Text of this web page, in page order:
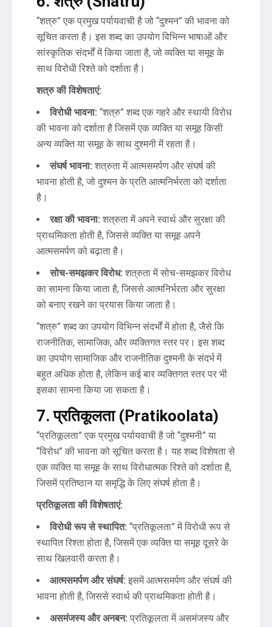
“शत्रु” एक प्रमुख पर्यायवाची है जो “दुश्मन” की भावना को
सूचित करता है। इस शब्द का उपयोग विभिन्न भाषाओं और
सांस्कृतिक संदर्भों में किया जाता है, जो व्यक्ति या समूह के
साथ विरोधी रिश्ते को दर्शाता है।
शत्रु की विशेषताएं:
विरोधी भावना: “शत्रु” शब्द एक गहरे और स्थायी विरोध
की भावना को दर्शाता है जिसमें एक व्यक्ति या समूह किसी
अन्य व्यक्ति या समूह के साथ दुश्मनी में रहता है।
संघर्ष भावना: शत्रुता में आत्मसमर्पण और संघर्ष की
भावना होती है, जो दुश्मन के प्रति आत्मनिर्भरता को दर्शाता
है।
रक्षा की भावना: शत्रुता में अपने स्वार्थ और सुरक्षा की
प्राथमिकता होती है, जिससे व्यक्ति या समूह अपने
आत्मसमर्पण को बढ़ाता है।
सोच-समझकर विरोध: शत्रुता में सोच-समझकर विरोध
का सामना किया जाता है, जिससे आत्मनिर्भरता और सुरक्षा
को बनाए रखने का प्रयास किया जाता है।
“शत्रु” शब्द का उपयोग विभिन्न संदर्भों में होता है, जैसे कि
राजनीतिक, सामाजिक, और व्यक्तिगत स्तर पर। इस शब्द
का उपयोग सामाजिक और राजनीतिक दुश्मनी के संदर्भ में
बहुत अधिक होता है, लेकिन कई बार व्यक्तिगत स्तर पर भी
इसका सामना किया जा सकता है।
7. प्रतिकूलता (Pratikoolata)
“प्रतिकूलता” एक प्रमुख पर्यायवाची है जो “दुश्मनी” या
“विरोध” की भावना को सूचित करता है। यह शब्द विशेषता से
एक व्यक्ति या समूह के साथ विरोधात्मक रिश्ते को दर्शाता है,
जिसमें प्रतिष्ठान या समृद्धि के लिए संघर्ष होता है।
प्रतिकूलता की विशेषताएं:
विरोधी रूप से स्थापित: “प्रतिकूलता” में विरोधी रूप से
स्थापित रिश्ता होता है, जिसमें एक व्यक्ति या समूह दूसरे के
साथ खिलवारी करता है।
आत्मसमर्पण और संघर्ष: इसमें आत्मसमर्पण और संघर्ष की
भावना होती है, जिससे स्वार्थ की प्राथमिकता होती है।
असमंजस्य और अनबन: प्रतिकूलता में असमंजस्य और